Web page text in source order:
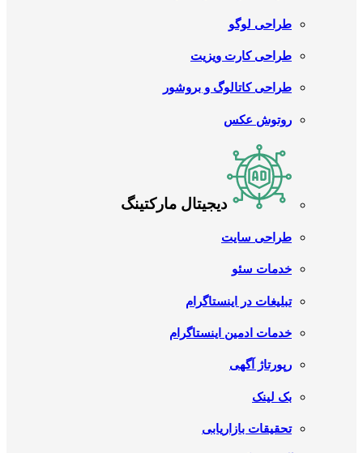
طراحی لوگو
طراحی کارت ویزیت
طراحی کاتالوگ و بروشور
روتوش عکس
دیجیتال مارکتینگ
طراحی سایت
خدمات سئو
تبلیغات در اینستاگرام
خدمات ادمین اینستاگرام
رپورتاژ آگهی
بک لینک
تحقیقات بازاریابی